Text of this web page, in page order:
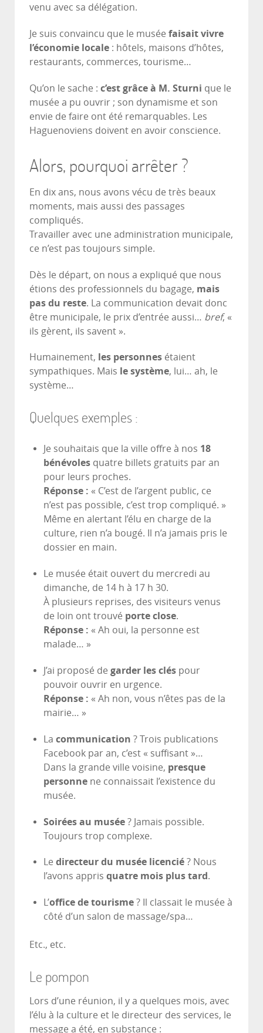
venu avec sa délégation.
Je suis convaincu que le musée faisait vivre
l’économie locale : hôtels, maisons d’hôtes,
restaurants, commerces, tourisme…
Qu’on le sache : c’est grâce à M. Sturni que le
musée a pu ouvrir ; son dynamisme et son
envie de faire ont été remarquables. Les
Haguenoviens doivent en avoir conscience.
Alors, pourquoi arrêter ?
En dix ans, nous avons vécu de très beaux
moments, mais aussi des passages
compliqués.
Travailler avec une administration municipale,
ce n’est pas toujours simple.
Dès le départ, on nous a expliqué que nous
étions des professionnels du bagage, mais
pas du reste. La communication devait donc
être municipale, le prix d’entrée aussi… bref, «
ils gèrent, ils savent ».
Humainement, les personnes étaient
sympathiques. Mais le système, lui… ah, le
système…
Quelques exemples :
Je souhaitais que la ville offre à nos 18
bénévoles quatre billets gratuits par an
pour leurs proches.
Réponse : « C’est de l’argent public, ce
n’est pas possible, c’est trop compliqué. »
Même en alertant l’élu en charge de la
culture, rien n’a bougé. Il n’a jamais pris le
dossier en main.
Le musée était ouvert du mercredi au
dimanche, de 14 h à 17 h 30.
À plusieurs reprises, des visiteurs venus
de loin ont trouvé porte close.
Réponse : « Ah oui, la personne est
malade… »
J’ai proposé de garder les clés pour
pouvoir ouvrir en urgence.
Réponse : « Ah non, vous n’êtes pas de la
mairie… »
La communication ? Trois publications
Facebook par an, c’est « suffisant »…
Dans la grande ville voisine, presque
personne ne connaissait l’existence du
musée.
Soirées au musée ? Jamais possible.
Toujours trop complexe.
Le directeur du musée licencié ? Nous
l’avons appris quatre mois plus tard .
L’office de tourisme ? Il classait le musée à
côté d’un salon de massage/spa…
Etc., etc.
Le pompon
Lors d’une réunion, il y a quelques mois, avec
l’élu à la culture et le directeur des services, le
message a été, en substance :